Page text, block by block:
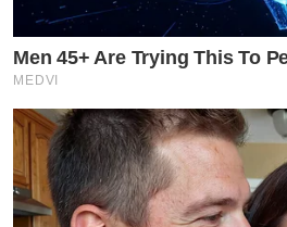
Men 45+ Are Trying This To
MEDVI